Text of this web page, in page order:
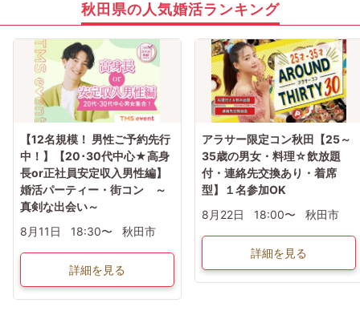
秋田県の人気婚活ランキング
【12名規模！ 男性ご予約先行
中！】【20･30代中心★高身
長or正社員安定収入男性編】
婚活パーティー・街コン ～
真剣な出会い～
8月11日
18:30〜 秋田市
詳細を見る
アラサー限定コン秋田【25～
35歳の男女・料理☆飲放題
付・連絡先交換あり・着席
型】１名参加OK
8月22日
18:00〜 秋田市
詳細を見る